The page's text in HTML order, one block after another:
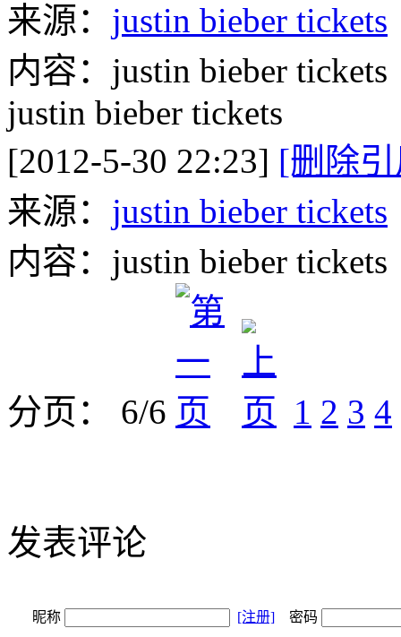
来源： justin bieber tickets
内容：justin bieber tickets
justin bieber tickets
[2012-5-30 22:23] [删除
来源： justin bieber tickets
内容：justin bieber tickets
分页： 6/6 1 2 3 4
发表评论
昵称 [注册] 密码